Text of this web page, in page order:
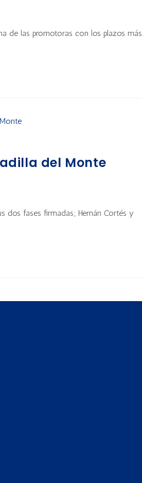
de las promotoras con los plazos más
del Monte
dos fases firmadas; Hernán Cortés y